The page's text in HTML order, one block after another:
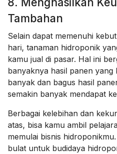
Tambahan
Selain dapat memenuhi
hari, tanaman hidroponik
kamu jual di pasar. Hal ini
banyaknya hasil panen yang
banyak dan bagus hasil
semakin banyak mendapat
Berbagai kelebihan dan
atas, bisa kamu ambil
memulai bisnis
bulat untuk budidaya